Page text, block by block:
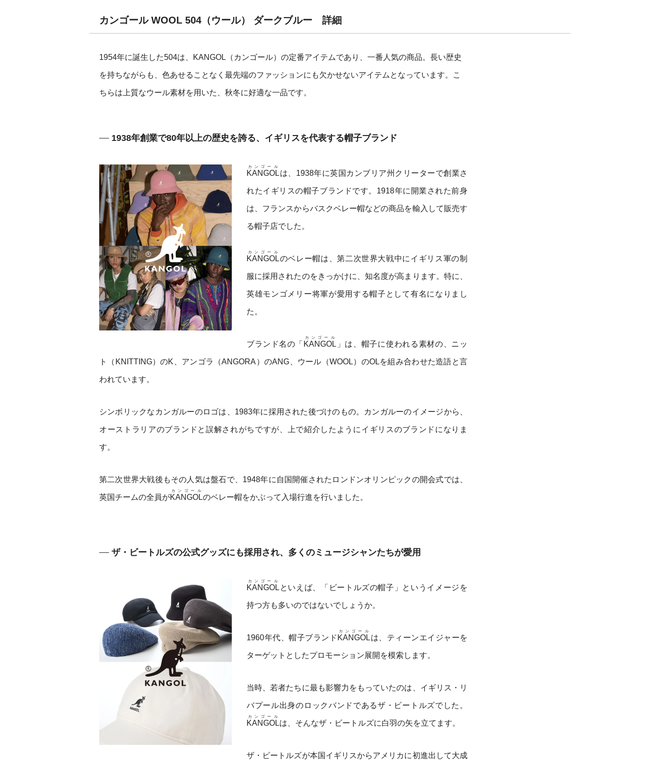
カンゴール WOOL 504（ウール） ダークブルー 詳細
1954年に誕生した504は、KANGOL（カンゴール）の定番アイテムであり、一番人気の商品。長い歴史
を持ちながらも、色あせることなく最先端のファッションにも欠かせないアイテムとなっています。こ
ちらは上質なウール素材を用いた、秋冬に好適な一品です。
1938年創業で80年以上の歴史を誇る、イギリスを代表する帽子ブランド
KANGOL
カンゴール
は、1938年に英国カンブリア州クリーターで創業さ
れたイギリスの帽子ブランドです。1918年に開業された前身
は、フランスからバスクベレー帽などの商品を輸入して販売す
る帽子店でした。
KANGOL
カンゴール
のベレー帽は、第二次世界大戦中にイギリス軍の制
服に採用されたのをきっかけに、知名度が高まります。特に、
英雄モンゴメリー将軍が愛用する帽子として有名になりまし
た。
ブランド名の「 KANGOL
カンゴール
」は、帽子に使われる素材の、ニッ
ト（KNITTING）のK、アンゴラ（ANGORA）のANG、ウール（WOOL）のOLを組み合わせた造語と言
われています。
シンボリックなカンガルーのロゴは、1983年に採用された後づけのもの。カンガルーのイメージから、
オーストラリアのブランドと誤解されがちですが、上で紹介したようにイギリスのブランドになりま
す。
第二次世界大戦後もその人気は盤石で、1948年に自国開催されたロンドンオリンピックの開会式では、
英国チームの全員がKANGOL
カンゴール
のベレー帽をかぶって入場行進を行いました。
ザ・ビートルズの公式グッズにも採用され、多くのミュージシャンたちが愛用
KANGOL
カンゴール
といえば、「ビートルズの帽子」というイメージを
持つ方も多いのではないでしょうか。
1960年代、帽子ブランド KANGOL
カンゴール
は、ティーンエイジャーを
ターゲットとしたプロモーション展開を模索します。
当時、若者たちに最も影響力をもっていたのは、イギリス・リ
バプール出身のロックバンドであるザ・ビートルズでした。
KANGOL
カンゴール
は、そんなザ・ビートルズに白羽の矢を立てます。
ザ・ビートルズが本国イギリスからアメリカに初進出して大成